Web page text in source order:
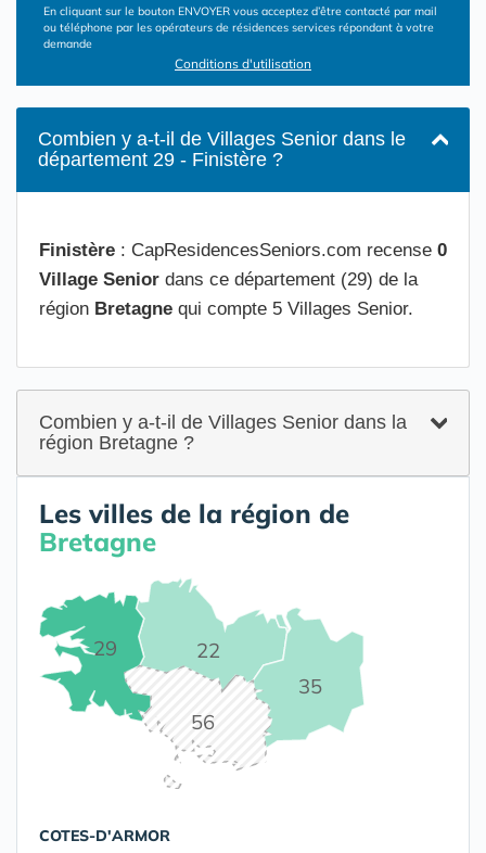
En cliquant sur le bouton ENVOYER vous acceptez d’être contacté par mail
ou téléphone par les opérateurs de résidences services répondant à votre
demande
Conditions d'utilisation
Combien y a-t-il de Villages Senior dans le
département 29 - Finistère ?
Finistère : CapResidencesSeniors.com recense 0
Village Senior dans ce département (29) de la
région Bretagne qui compte 5 Villages Senior.
Combien y a-t-il de Villages Senior dans la
région Bretagne ?
Les villes de la région de
Bretagne
22
29
35
56
COTES-D'ARMOR